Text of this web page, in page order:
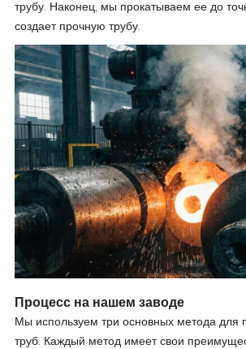
трубу. Наконец, мы прокатываем ее до
создает прочную трубу.
Процесс на нашем заводе
Мы используем три основных метода для
труб. Каждый метод имеет свои